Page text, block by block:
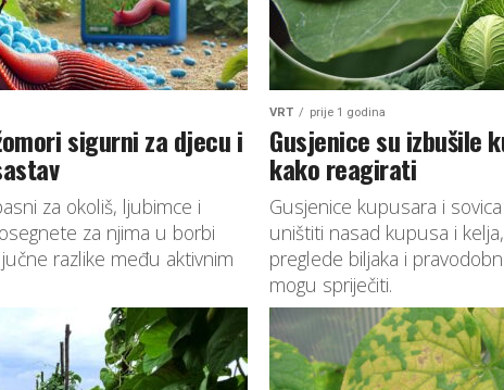
sigurni za djecu i
za okoliš, ljubimce i
za njima u borbi
razlike među aktivnim
VRT prije 1 godina
Gusjenice su izbušile
kako reagirati
Gusjenice kupusara i
uništiti nasad kupusa i
preglede biljaka i
mogu spriječiti.